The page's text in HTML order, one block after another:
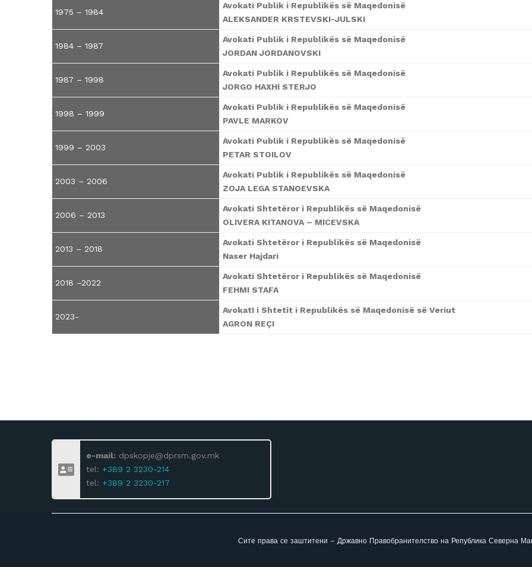
1975 – 1984
Avokati Publik i Republikës së Maqedonisë
ALEKSANDER KRSTEVSKI-JULSKI
1984 – 1987
Avokati Publik i Republikës së Maqedonisë
JORDAN JORDANOVSKI
1987 – 1998
Avokati Publik i Republikës së Maqedonisë
JORGO HAXHI STERJO
1998 – 1999
Avokati Publik i Republikës së Maqedonisë
PAVLE MARKOV
1999 – 2003
Avokati Publik i Republikës së Maqedonisë
PETAR STOILOV
2003 – 2006
Avokati Publik i Republikës së Maqedonisë
ZOJA LEGA STANOEVSKA
2006 – 2013
Avokati Shtetëror i Republikës së Maqedonisë
OLIVERA KITANOVA – MICEVSKA
2013 – 2018
Avokati Shtetëror i Republikës së Maqedonisë
Naser Hajdari
2018 –2022
Avokati Shtetëror i Republikës së Maqedonisë
FEHMI STAFA
2023-
AvokatI i Shtetit i Republikës së Maqedonisë së Veriut
AGRON REÇI
e-mail: dpskopje@dprsm.gov.mk
tel: +389 2 3230-214
tel: +389 2 3230-217
Сите права се заштитени – Државно Правобранителство на Република Северна